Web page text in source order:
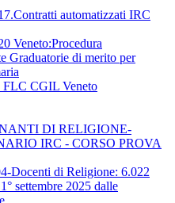
automatizzati IRC
Veneto:Procedura
Graduatorie di merito per
FLC CGIL Veneto
DI RELIGIONE-
IRC - CORSO PROVA
Docenti di Religione: 6.022
settembre 2025 dalle